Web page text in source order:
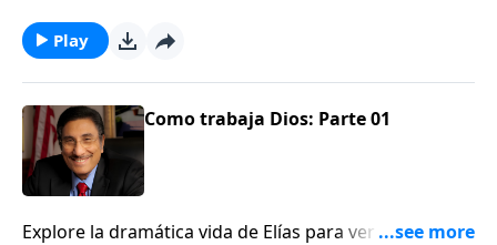
Play
Como trabaja Dios: Parte 01
Explore la dramática vida de Elías para ver una